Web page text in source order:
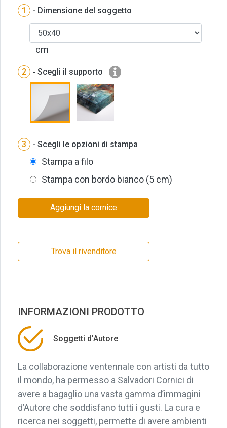
1 - Dimensione del soggetto
cm
2 - Scegli il supporto
3 - Scegli le opzioni di stampa
Stampa a filo
Stampa con bordo bianco (5 cm)
Aggiungi la cornice
Trova il rivenditore
INFORMAZIONI PRODOTTO
Soggetti d'Autore
La collaborazione ventennale con artisti da tutto
il mondo, ha permesso a Salvadori Cornici di
avere a bagaglio una vasta gamma d’immagini
d’Autore che soddisfano tutti i gusti. La cura e
ricerca nei soggetti, permette di avere ambienti